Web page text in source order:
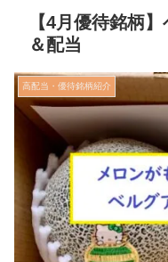
【4月優待銘柄
＆配当
高配当・優待銘柄紹介